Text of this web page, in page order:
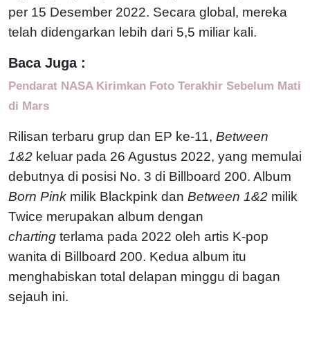
per 15 Desember 2022. Secara global, mereka
telah didengarkan lebih dari 5,5 miliar kali.
Baca Juga :
Pendarat NASA Kirimkan Foto Terakhir Sebelum Mati
di Mars
Rilisan terbaru grup dan EP ke-11, Between
1&2 keluar pada 26 Agustus 2022, yang memulai
debutnya di posisi No. 3 di Billboard 200. Album
Born Pink milik Blackpink dan Between 1&2 milik
Twice merupakan album dengan
charting terlama pada 2022 oleh artis K-pop
wanita di Billboard 200. Kedua album itu
menghabiskan total delapan minggu di bagan
sejauh ini.